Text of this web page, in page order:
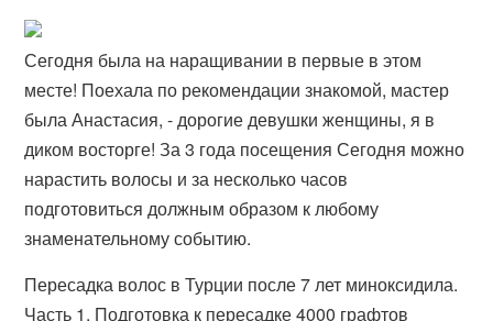
Сегодня была на наращивании в первые в этом
месте! Поехала по рекомендации знакомой, мастер
была Анастасия, - дорогие девушки женщины, я в
диком восторге! За 3 года посещения Сегодня можно
нарастить волосы и за несколько часов
подготовиться должным образом к любому
знаменательному событию.
Пересадка волос в Турции после 7 лет миноксидила.
Часть 1. Подготовка к пересадке 4000 графтов